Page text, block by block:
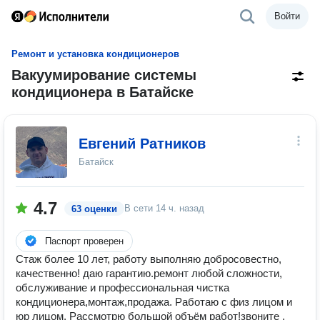
Войти
Ремонт и установка кондиционеров
Вакуумирование системы
кондиционера в Батайске
Евгений Ратников
Батайск
4.7 63 оценки В сети 14 ч. назад
Паспорт проверен
Стаж более 10 лет, работу выполняю добросовестно,
качественно! даю гарантию.ремонт любой сложности,
обслуживание и профессиональная чистка
кондиционера,монтаж,продажа. Работаю с физ лицом и
юр лицом. Рассмотрю большой объём работ!звоните ,